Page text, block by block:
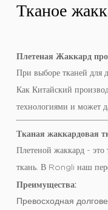
Тканое
Плетеная Жаккард
При выборе тканей для
Как Китайский
технологиями и может
Тканая жаккардовая
Плетеной жаккард - это
ткань. В Rongli наш
Преимущества:
Превосходная